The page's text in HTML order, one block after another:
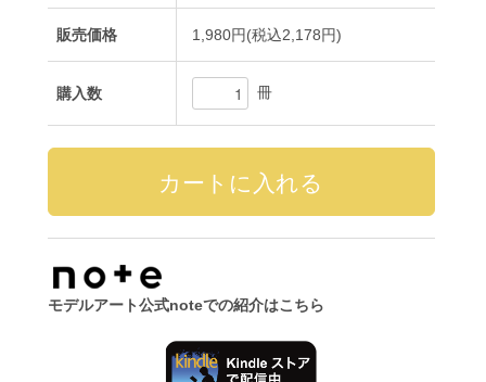
販売価格 1,980円(税込2,178円)
購入数 冊
モデルアート公式noteでの紹介はこちら